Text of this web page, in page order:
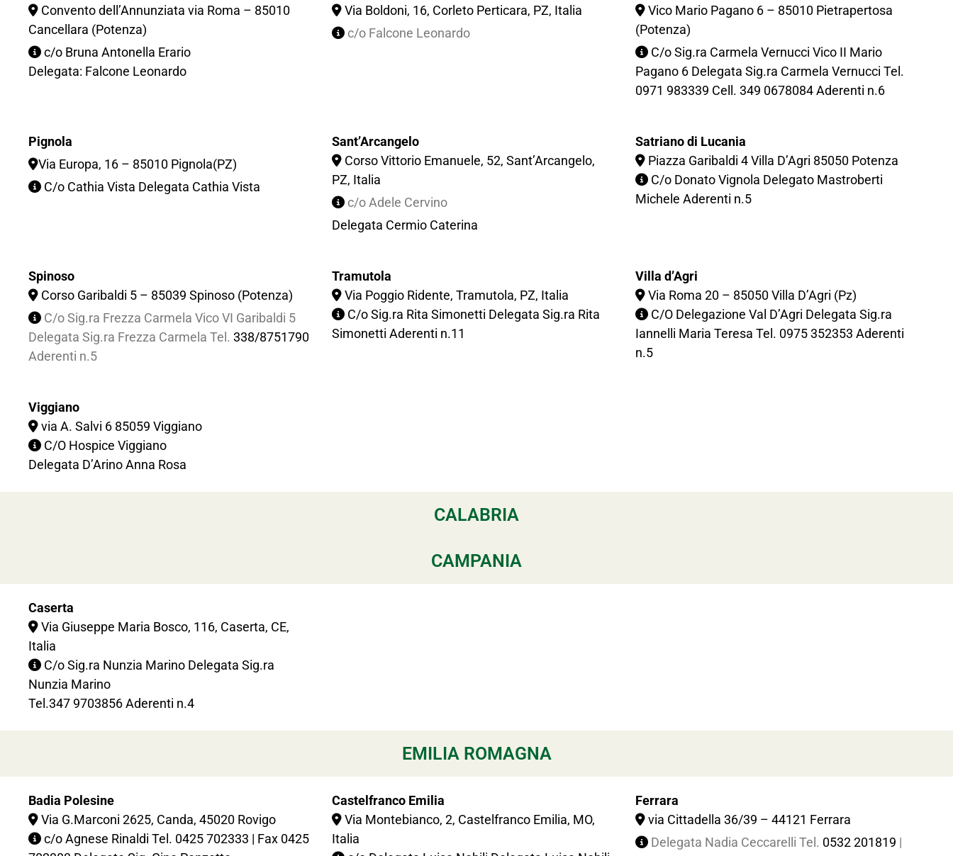
Convento dell’Annunziata via Roma – 85010
Cancellara (Potenza)
c/o Bruna Antonella Erario
Delegata: Falcone Leonardo
Via Boldoni, 16, Corleto Perticara, PZ, Italia
c/o Falcone Leonardo
Vico Mario Pagano 6 – 85010 Pietrapertosa
(Potenza)
C/o Sig.ra Carmela Vernucci Vico II Mario
Pagano 6 Delegata Sig.ra Carmela Vernucci Tel.
0971 983339 Cell. 349 0678084Aderenti n.6
Pignola
Via Europa, 16 – 85010 Pignola(PZ)
C/o Cathia Vista Delegata Cathia Vista
Sant’Arcangelo
Corso Vittorio Emanuele, 52, Sant’Arcangelo,
PZ, Italia
c/o Adele Cervino
Delegata Cermio Caterina
Satriano di Lucania
Piazza Garibaldi 4 Villa D’Agri 85050 Potenza
C/o Donato Vignola Delegato Mastroberti
Michele Aderenti n.5
Spinoso
Corso Garibaldi 5 – 85039 Spinoso (Potenza)
C/o Sig.ra Frezza Carmela Vico VI Garibaldi 5
Delegata Sig.ra Frezza Carmela Tel. 338/8751790
Aderenti n.5
Tramutola
Via Poggio Ridente, Tramutola, PZ, Italia
C/o Sig.ra Rita Simonetti Delegata Sig.ra Rita
Simonetti Aderenti n.11
Villa d’Agri
Via Roma 20 – 85050 Villa D’Agri (Pz)
C/O Delegazione Val D’Agri Delegata Sig.ra
Iannelli Maria Teresa Tel. 0975 352353 Aderenti
n.5
Viggiano
via A. Salvi 6 85059 Viggiano
C/O Hospice Viggiano
Delegata D’Arino Anna Rosa
CALABRIA
CAMPANIA
Caserta
Via Giuseppe Maria Bosco, 116, Caserta, CE,
Italia
C/o Sig.ra Nunzia Marino Delegata Sig.ra
Nunzia Marino
Tel.347 9703856Aderenti n.4
EMILIA ROMAGNA
Badia Polesine
Via G.Marconi 2625, Canda, 45020 Rovigo
c/o Agnese Rinaldi Tel. 0425 702333 | Fax 0425
Castelfranco Emilia
Via Montebianco, 2, Castelfranco Emilia, MO,
Italia
Ferrara
via Cittadella 36/39 – 44121 Ferrara
Delegata Nadia Ceccarelli Tel. 0532 201819 |